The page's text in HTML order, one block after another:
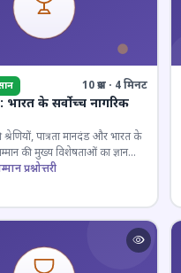
10 प्रश्न · 4 मिनट
भारत के सर्वोच्च नागरिक
श्रेणियों, पात्रता मानदंड और भारत के
की मुख्य विशेषताओं का ज्ञान
प्रश्नोत्तरी